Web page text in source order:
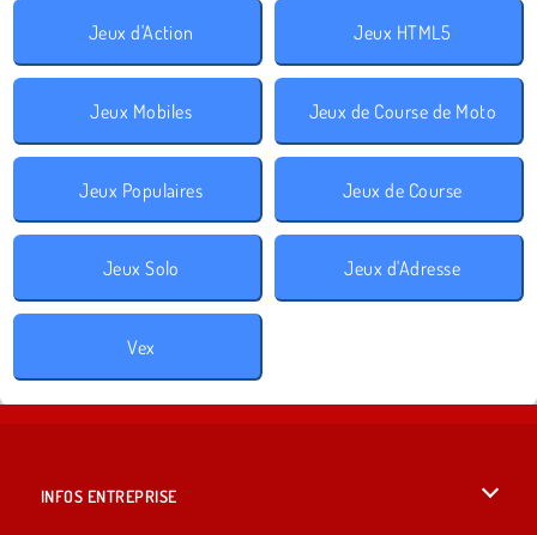
Jeux d'Action Jeux HTML5
Jeux Mobiles Jeux de Course de Moto
Jeux Populaires Jeux de Course
Jeux Solo Jeux d'Adresse
Vex
INFOS ENTREPRISE